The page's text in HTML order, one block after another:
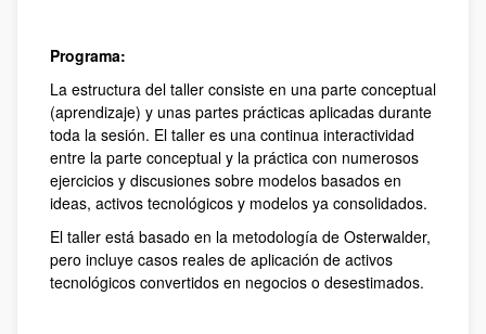
Programa:
La estructura del taller consiste en una parte conceptual
(aprendizaje) y unas partes prácticas aplicadas durante
toda la sesión. El taller es una continua interactividad
entre la parte conceptual y la práctica con numerosos
ejercicios y discusiones sobre modelos basados en
ideas, activos tecnológicos y modelos ya consolidados.
El taller está basado en la metodología de Osterwalder,
pero incluye casos reales de aplicación de activos
tecnológicos convertidos en negocios o desestimados.